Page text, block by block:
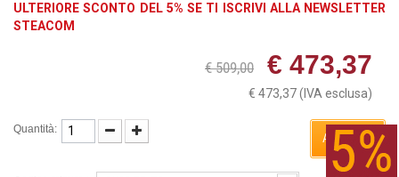
ULTERIORE SCONTO DEL 5% SE TI ISCRIVI ALLA NEWSLETTER
STEACOM
€ 473,37
€ 509,00
€ 473,37(IVA esclusa)
Quantità:
ACQUISTA